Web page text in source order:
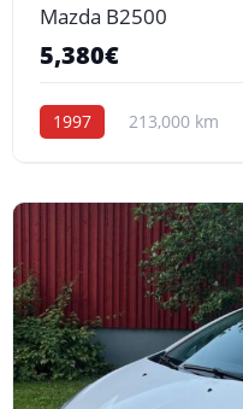
Mazda B2500
5,380€
1997 213,000 km